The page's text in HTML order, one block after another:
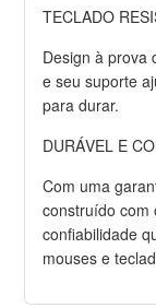
TECLADO
Design à prova
e seu suporte
para durar.
DURÁVEL E
Com uma
construído com
confiabilidade
mouses e